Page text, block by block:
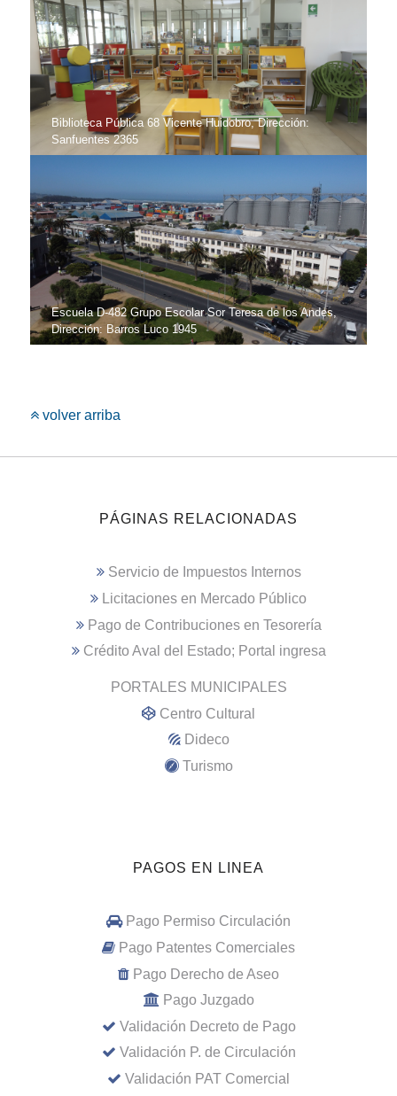
Biblioteca Pública 68 Vicente Huidobro, Dirección:
Sanfuentes 2365
Escuela D-482 Grupo Escolar Sor Teresa de los Andes,
Dirección: Barros Luco 1945
volver arriba
PÁGINAS RELACIONADAS
Servicio de Impuestos Internos
Licitaciones en Mercado Público
Pago de Contribuciones en Tesorería
Crédito Aval del Estado; Portal ingresa
PORTALES MUNICIPALES
Centro Cultural
Dideco
Turismo
PAGOS EN LINEA
Pago Permiso Circulación
Pago Patentes Comerciales
Pago Derecho de Aseo
Pago Juzgado
Validación Decreto de Pago
Validación P. de Circulación
Validación PAT Comercial